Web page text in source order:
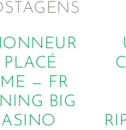
— FR
BIG